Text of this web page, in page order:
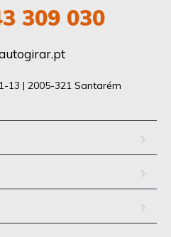
309 030
13 | 2005-321 Santarém